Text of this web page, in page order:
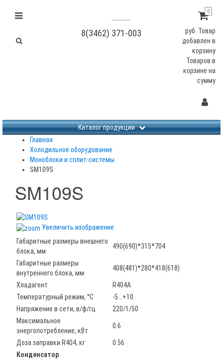
8(3462) 371-003
0
руб. Товар
добавлен в
корзину
Товаров в
корзине на
сумму
Не заданы изображения Каталог продукции
Главная
Холодильное оборудование
Моноблоки и сплит-системы
SM109S
SM109S
Увеличить изображение
Габаритные размеры внешнего
блока, мм
490(690)*315*704
Габаритные размеры
внутреннего блока, мм
408(481)*280*418(618)
Хладагент
R404A
Температурный режим, °С
-5...+10
Напряжение в сети, в/ф/гц
220/1/50
Maксимальное
энергопотребление, кВт
0.6
Доза заправки R404, кг
0.56
Конденсатор